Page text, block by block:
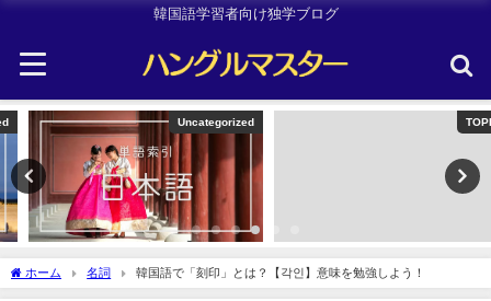
韓国語学習者向け独学ブログ
Uncategorized TOPIK
ホーム 名詞 韓国語で「刻印」とは？【각인】意味を勉強しよう！